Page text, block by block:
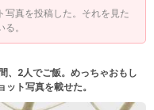
写真を投稿した。それを見た
。
、2人でご飯。めっちゃおもし
ト写真を載せた。